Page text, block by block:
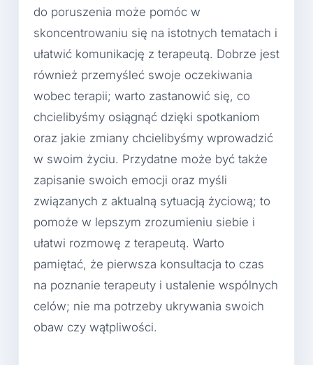
do poruszenia może pomóc w
skoncentrowaniu się na istotnych tematach i
ułatwić komunikację z terapeutą. Dobrze jest
również przemyśleć swoje oczekiwania
wobec terapii; warto zastanowić się, co
chcielibyśmy osiągnąć dzięki spotkaniom
oraz jakie zmiany chcielibyśmy wprowadzić
w swoim życiu. Przydatne może być także
zapisanie swoich emocji oraz myśli
związanych z aktualną sytuacją życiową; to
pomoże w lepszym zrozumieniu siebie i
ułatwi rozmowę z terapeutą. Warto
pamiętać, że pierwsza konsultacja to czas
na poznanie terapeuty i ustalenie wspólnych
celów; nie ma potrzeby ukrywania swoich
obaw czy wątpliwości.